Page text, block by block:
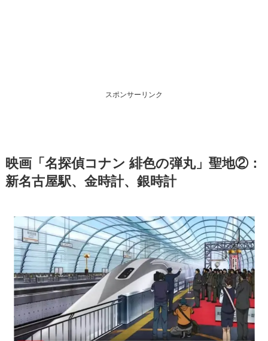
スポンサーリンク
映画「名探偵コナン 緋色の弾丸」聖地②：
新名古屋駅、金時計、銀時計